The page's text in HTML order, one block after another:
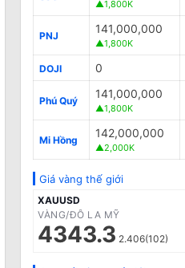
▲1,800K
PNJ
141,000,000
▲1,800K
DOJI 0
Phú Quý
141,000,000
▲1,800K
Mi Hồng
142,000,000
▲2,000K
Giá vàng thế giới
XAUUSD
VÀNG/ĐÔ LA MỸ
4343.3 2.406(102)